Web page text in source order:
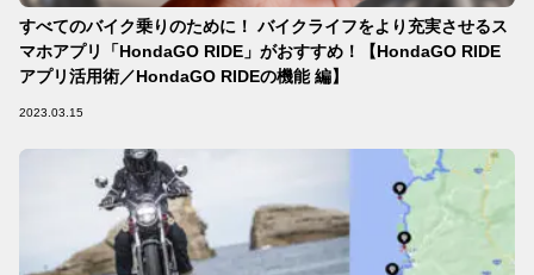
すべてのバイク乗りのために！ バイクライフをより充実させるス
マホアプリ「HondaGO RIDE」がおすすめ！【HondaGO RIDE
アプリ活用術／HondaGO RIDEの機能 編】
2023.03.15